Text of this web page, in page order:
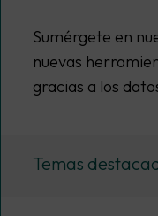
Sumérgete en
nuevas
gracias a los
Temas